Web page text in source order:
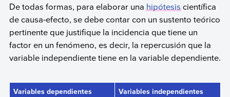
De todas formas, para elaborar unahipótesiscientífica
de causa-efecto, se debe contar con un sustento teórico
pertinente que justifique la incidencia que tiene un
factor en un fenómeno, es decir, la repercusión que la
variable independiente tiene en la variable dependiente.
Variables dependientes Variables independientes